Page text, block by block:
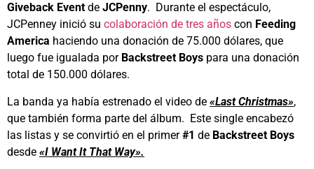
Giveback Event de JCPenny. Durante el espectáculo,
JCPenney inició su colaboración de tres años con Feeding
America haciendo una donación de 75.000 dólares, que
luego fue igualada por Backstreet Boys para una donación
total de 150.000 dólares.
La banda ya había estrenado el video de «Last Christmas»,
que también forma parte del álbum. Este single encabezó
las listas y se convirtió en el primer#1 de Backstreet Boys
desde «I Want It That Way».